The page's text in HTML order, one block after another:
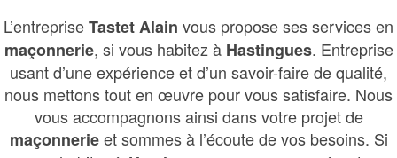
L’entrepriseTastet Alain vous propose ses services en
maçonnerie, si vous habitez à Hastingues. Entreprise
usant d’une expérience et d’un savoir-faire de qualité,
nous mettons tout en œuvre pour vous satisfaire. Nous
vous accompagnons ainsi dans votre projet de
maçonnerieet sommes à l’écoute de vos besoins. Si